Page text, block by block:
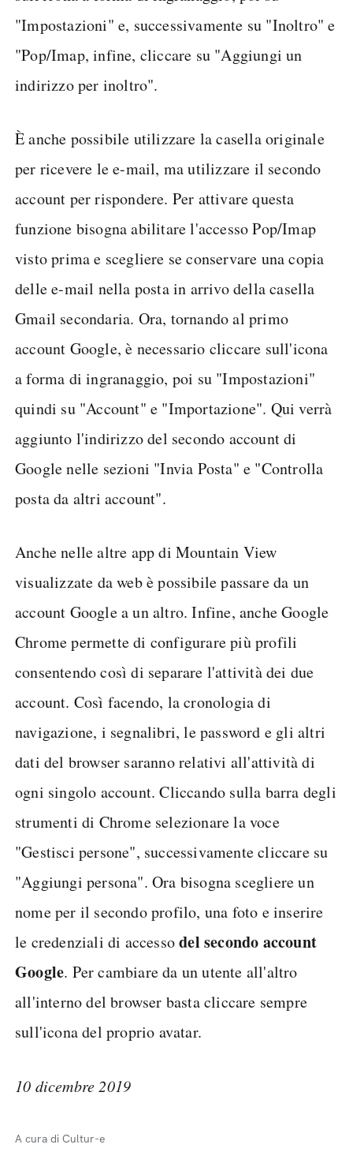
"Impostazioni" e, successivamente su "Inoltro" e
"Pop/Imap, infine, cliccare su "Aggiungi un
indirizzo per inoltro".
È anche possibile utilizzare la casella originale
per ricevere le e-mail, ma utilizzare il secondo
account per rispondere. Per attivare questa
funzione bisogna abilitare l'accesso Pop/Imap
visto prima e scegliere se conservare una copia
delle e-mail nella posta in arrivo della casella
Gmail secondaria. Ora, tornando al primo
account Google, è necessario cliccare sull'icona
a forma di ingranaggio, poi su "Impostazioni"
quindi su "Account" e "Importazione". Qui verrà
aggiunto l'indirizzo del secondo account di
Google nelle sezioni "Invia Posta" e "Controlla
posta da altri account".
Anche nelle altre app di Mountain View
visualizzate da web è possibile passare da un
account Google a un altro. Infine, anche Google
Chrome permette di configurare più profili
consentendo così di separare l'attività dei due
account. Così facendo, la cronologia di
navigazione, i segnalibri, le password e gli altri
dati del browser saranno relativi all'attività di
ogni singolo account. Cliccando sulla barra degli
strumenti di Chrome selezionare la voce
"Gestisci persone", successivamente cliccare su
"Aggiungi persona". Ora bisogna scegliere un
nome per il secondo profilo, una foto e inserire
le credenziali di accessodel secondo account
Google. Per cambiare da un utente all'altro
all'interno del browser basta cliccare sempre
sull'icona del proprio avatar.
10 dicembre 2019
A cura di Cultur-e